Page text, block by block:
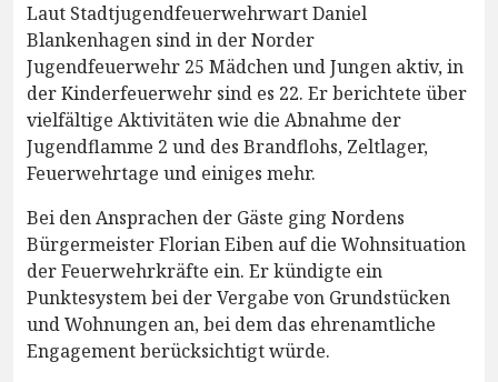
Laut Stadtjugendfeuerwehrwart Daniel
Blankenhagen sind in der Norder
Jugendfeuerwehr 25 Mädchen und Jungen aktiv, in
der Kinderfeuerwehr sind es 22. Er berichtete über
vielfältige Aktivitäten wie die Abnahme der
Jugendflamme 2 und des Brandflohs, Zeltlager,
Feuerwehrtage und einiges mehr.
Bei den Ansprachen der Gäste ging Nordens
Bürgermeister Florian Eiben auf die Wohnsituation
der Feuerwehrkräfte ein. Er kündigte ein
Punktesystem bei der Vergabe von Grundstücken
und Wohnungen an, bei dem das ehrenamtliche
Engagement berücksichtigt würde.